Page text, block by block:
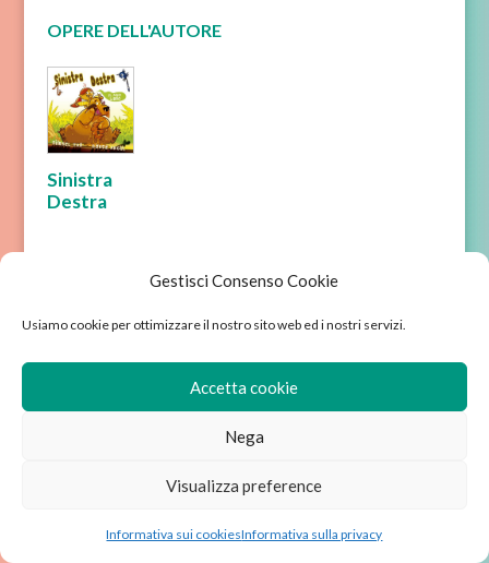
Gestisci Consenso Cookie
Usiamo cookie per ottimizzare il nostro sito web ed i nostri servizi.
Accetta cookie
Nega
Visualizza preference
Informativa sui cookiesInformativa sulla privacy
OPERE DELL'AUTORE
Sinistra
Destra
Chi siamo
Avviso legale
Condizioni di vendita
Informativa sulla privacy
Informativa sui cookies